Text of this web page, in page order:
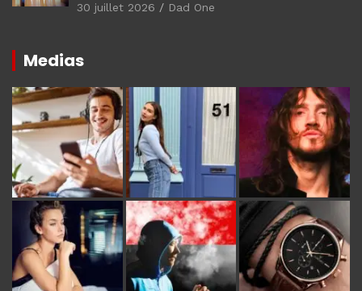
30 juillet 2026 Dad One
Medias